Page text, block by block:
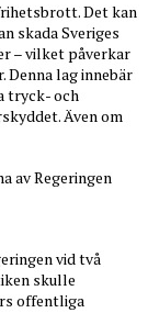
Det kan
skada Sveriges
– vilket påverkar
lag innebär
tryck- och
Även om
av Regeringen
vid två
skulle
offentliga